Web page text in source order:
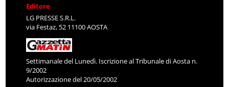
Editore
LG PRESSE S.R.L.
via Festaz, 52 11100 AOSTA
Settimanale del Lunedì. Iscrizione al Tribunale di Aosta n.
9/2002
Autorizzazione del 20/05/2002